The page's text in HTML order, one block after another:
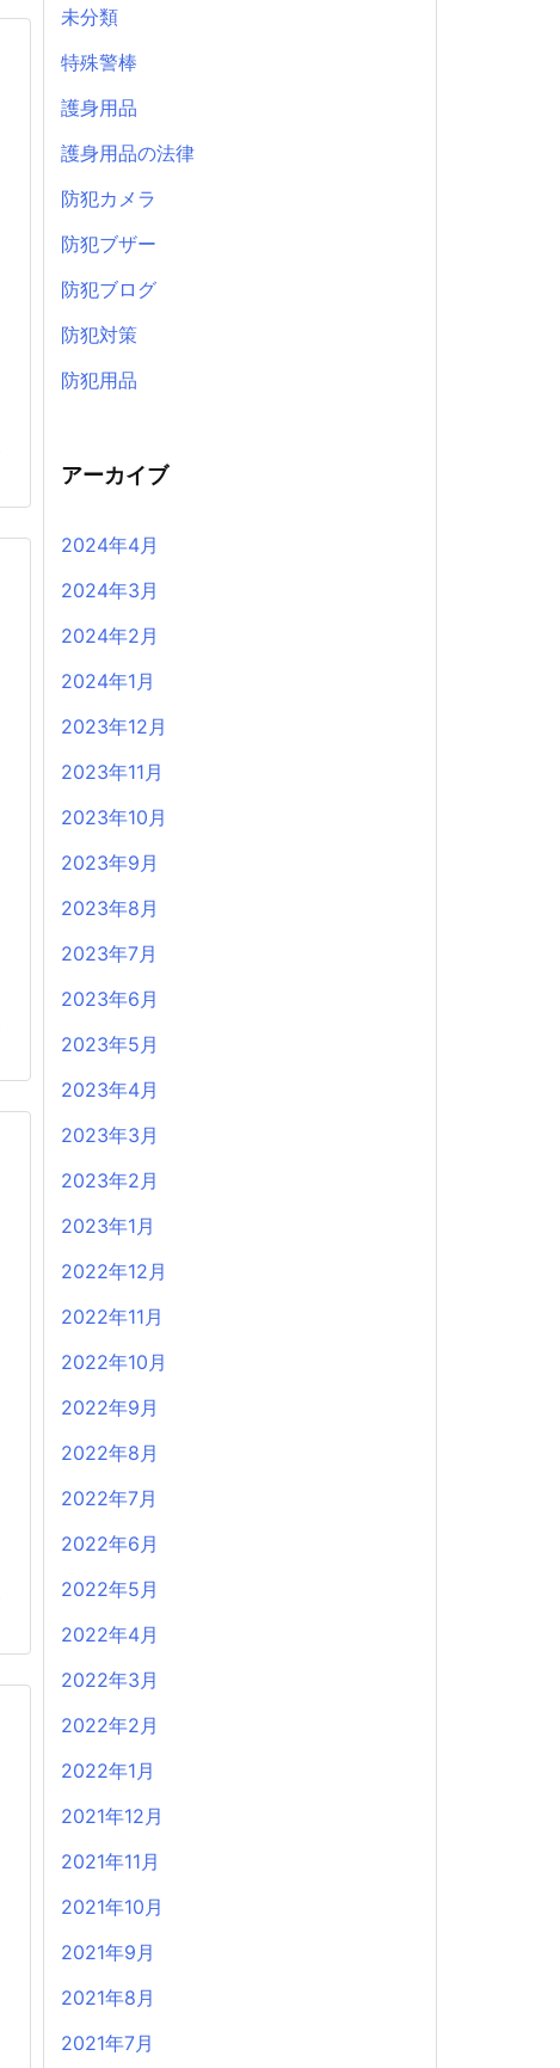
未分類
特殊警棒
護身用品
護身用品の法律
防犯カメラ
防犯ブザー
防犯ブログ
防犯対策
防犯用品
アーカイブ
2024年4月
2024年3月
2024年2月
2024年1月
2023年12月
2023年11月
2023年10月
2023年9月
2023年8月
2023年7月
2023年6月
2023年5月
2023年4月
2023年3月
2023年2月
2023年1月
2022年12月
2022年11月
2022年10月
2022年9月
2022年8月
2022年7月
2022年6月
2022年5月
2022年4月
2022年3月
2022年2月
2022年1月
2021年12月
2021年11月
2021年10月
2021年9月
2021年8月
2021年7月